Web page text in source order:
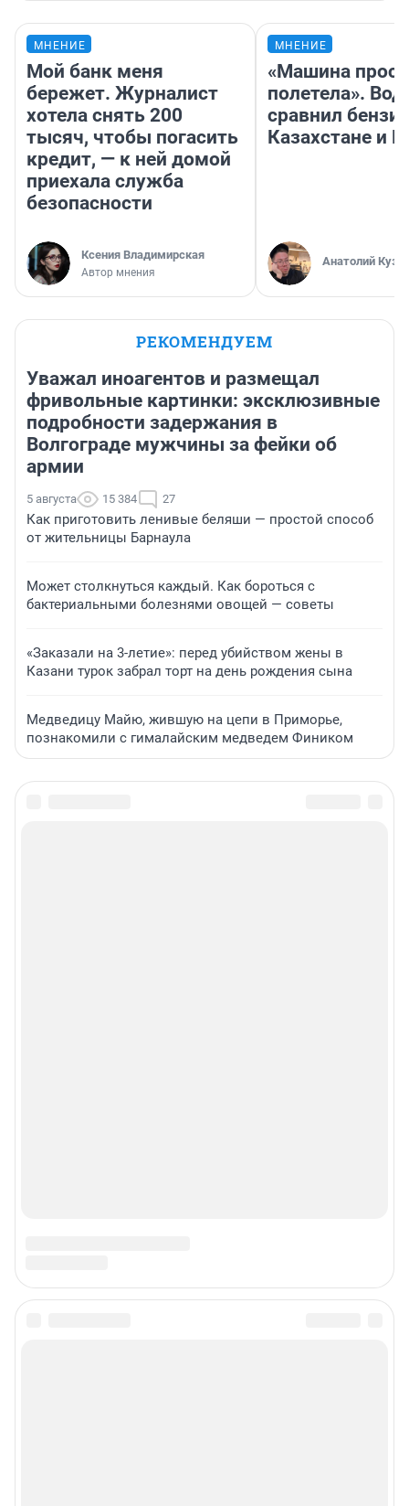
МНЕНИЕ
Мой банк меня
бережет. Журналист
хотела снять 200
тысяч, чтобы погасить
кредит, — к ней домой
приехала служба
безопасности
Ксения Владимирская
Автор мнения
МНЕНИЕ
«Машина
полетела».
сравнил
Казахстане и
Анатолий
РЕКОМЕНДУЕМ
Уважал иноагентов и размещал
фривольные картинки: эксклюзивные
подробности задержания в
Волгограде мужчины за фейки об
армии
5 августа 15 384 27
Как приготовить ленивые беляши — простой способ
от жительницы Барнаула
Может столкнуться каждый. Как бороться с
бактериальными болезнями овощей — советы
«Заказали на 3-летие»: перед убийством жены в
Казани турок забрал торт на день рождения сына
Медведицу Майю, жившую на цепи в Приморье,
познакомили с гималайским медведем Фиником